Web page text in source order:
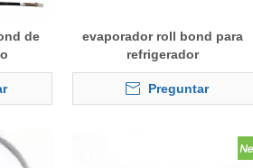
de
evaporador roll bond para
refrigerador
Preguntar